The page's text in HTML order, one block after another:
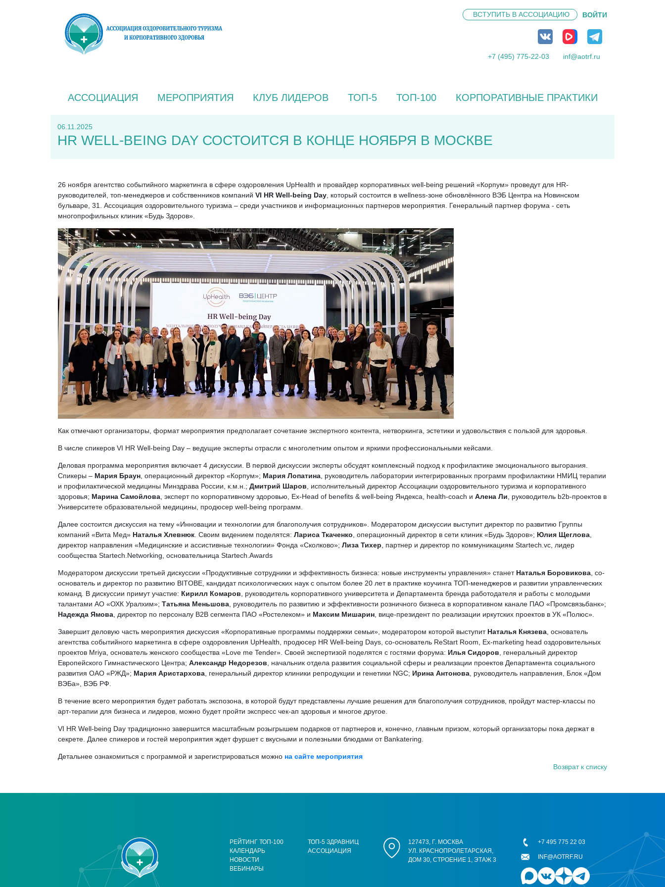
ВСТУПИТЬ В АССОЦИАЦИЮ ВОЙТИ
+7 (495) 775-22-03 inf@aotrf.ru
АССОЦИАЦИЯ МЕРОПРИЯТИЯ КЛУБ ЛИДЕРОВ ТОП-5 ТОП-100 КОРПОРАТИВНЫЕ ПРАКТИКИ
06.11.2025
HR WELL-BEING DAY СОСТОИТСЯ В КОНЦЕ НОЯБРЯ В МОСКВЕ
26 ноября агентство событийного маркетинга в сфере оздоровления UpHealth и провайдер корпоративных well-being решений «Корпум» проведут для HR-
руководителей, топ-менеджеров и собственников компаний VI HR Well-being Day , который состоится в wellness-зоне обновлённого ВЭБ Центра на Новинском
бульваре, 31. Ассоциация оздоровительного туризма – среди участников и информационных партнеров мероприятия. Генеральный партнер форума - сеть
многопрофильных клиник «Будь Здоров».
Как отмечают организаторы, формат мероприятия предполагает сочетание экспертного контента, нетворкинга, эстетики и удовольствия с пользой для здоровья.
В числе спикеров VI HR Well-being Day – ведущие эксперты отрасли с многолетним опытом и яркими профессиональными кейсами.
Деловая программа мероприятия включает 4 дискуссии. В первой дискуссии эксперты обсудят комплексный подход к профилактике эмоционального выгорания.
Спикеры – Мария Браун , операционный директор «Корпум»; Мария Лопатина , руководитель лаборатории интегрированных программ профилактики НМИЦ терапии
и профилактической медицины Минздрава России, к.м.н.; Дмитрий Шаров , исполнительный директор Ассоциации оздоровительного туризма и корпоративного
здоровья; Марина Самойлова , эксперт по корпоративному здоровью, Ex-Head of benefits & well-being Яндекса, health-coach и Алена Ли , руководитель b2b-проектов в
Университете образовательной медицины, продюсер well-being программ.
Далее состоится дискуссия на тему «Инновации и технологии для благополучия сотрудников». Модератором дискуссии выступит директор по развитию Группы
компаний «Вита Мед» Наталья Хлевнюк . Своим видением поделятся: Лариса Ткаченко , операционный директор в сети клиник «Будь Здоров»; Юлия Щеглова
директор направления «Медицинские и ассистивные технологии» Фонда «Сколково»; Лиза Тихер , партнер и директор по коммуникациям Startech.vc, лидер
сообщества Startech.Networking, основательница Startech.Awards
Модератором дискуссии третьей дискуссии «Продуктивные сотрудники и эффективность бизнеса: новые инструменты управления» станет Наталья Боровикова , со-
основатель и директор по развитию BITOBE, кандидат психологических наук с опытом более 20 лет в практике коучинга ТОП-менеджеров и развитии управленческих
команд. В дискуссии примут участие: Кирилл Комаров , руководитель корпоративного университета и Департамента бренда работодателя и работы с молодыми
талантами АО «ОХК Уралхим»; Татьяна Меньшова , руководитель по развитию и эффективности розничного бизнеса в корпоративном канале ПАО «Промсвязьбанк»;
Надежда Ямова , директор по персоналу В2В сегмента ПАО «Ростелеком» и Максим Мишарин , вице-президент по реализации иркутских проектов в УК «Полюс».
Завершит деловую часть мероприятия дискуссия «Корпоративные программы поддержки семьи», модератором которой выступит Наталья Князева , основатель
агентства событийного маркетинга в сфере оздоровления UpHealth, продюсер HR Well-being Days, со-основатель ReStart Room, Ex-marketing head оздоровительных
проектов Mriya, основатель женского сообщества «Love me Tender». Своей экспертизой поделятся с гостями форума: Илья Сидоров , генеральный директор
Европейского Гимнастического Центра; Александр Недорезов , начальник отдела развития социальной сферы и реализации проектов Департамента социального
развития ОАО «РЖД»; Мария Аристархова , генеральный директор клиники репродукции и генетики NGC; Ирина Антонова , руководитель направления, Блок «Дом
ВЭБа», ВЭБ РФ.
В течение всего мероприятия будет работать экспозона, в которой будут представлены лучшие решения для благополучия сотрудников, пройдут мастер-классы по
арт-терапии для бизнеса и лидеров, можно будет пройти экспресс чек-ап здоровья и многое другое.
VI HR Well-being Day традиционно завершится масштабным розыгрышем подарков от партнеров и, конечно, главным призом, который организаторы пока держат в
секрете. Далее спикеров и гостей мероприятия ждет фуршет с вкусными и полезными блюдами от Bankatering.
Детальнее ознакомиться с программой и зарегистрироваться можно на сайте мероприятия
Возврат к списку
РЕЙТИНГ ТОП-100
КАЛЕНДАРЬ
НОВОСТИ
ВЕБИНАРЫ
ТОП-5 ЗДРАВНИЦ
АССОЦИАЦИЯ
127473, Г. МОСКВА
УЛ. КРАСНОПРОЛЕТАРСКАЯ,
ДОМ 30, СТРОЕНИЕ 1, ЭТАЖ 3
+7 495 775 22 03
INF@AOTRF.RU